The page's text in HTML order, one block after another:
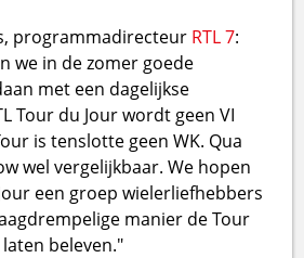
programmadirecteur RTL 7:
we in de zomer goede
met een dagelijkse
Tour du Jour wordt geen VI
is tenslotte geen WK. Qua
wel vergelijkbaar. We hopen
een groep wielerliefhebbers
manier de Tour
beleven."